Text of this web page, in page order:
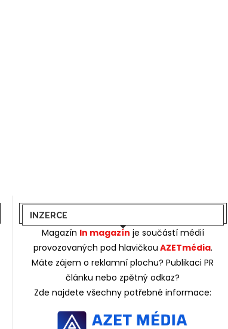
INZERCE
Magazín In magazín je součástí médií
provozovaných pod hlavičkou AZETmédia.
Máte zájem o reklamní plochu? Publikaci PR
článku nebo zpětný odkaz?
Zde najdete všechny potřebné informace: